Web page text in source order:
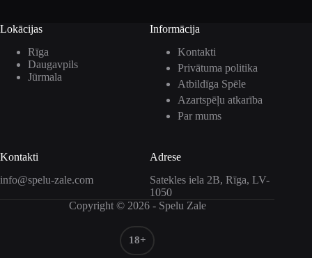
Lokācijas
Rīga
Daugavpils
Jūrmala
Informācija
Kontakti
Privātuma politika
Atbildīga Spēle
Azartspēļu atkarība
Par mums
Kontakti
info@spelu-zale.com
Adrese
Satekles iela 2B, Rīga, LV-
1050
Copyright © 2026 - Spelu Zale
18+